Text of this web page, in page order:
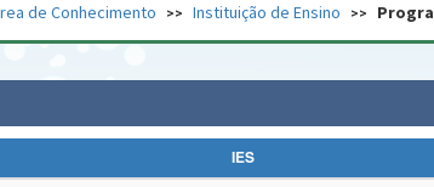
Geral da União Banco Central do Brasil
de Conhecimento Instituição de Ensino
IES